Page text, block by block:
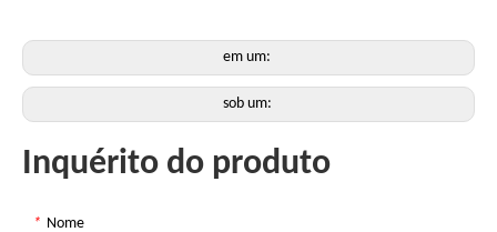
em um:
sob um:
Inquérito do produto
* Nome